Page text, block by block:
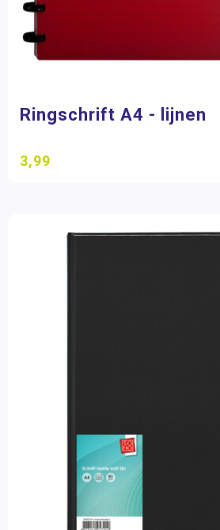
Ringschrift A4 - lijnen
3,99